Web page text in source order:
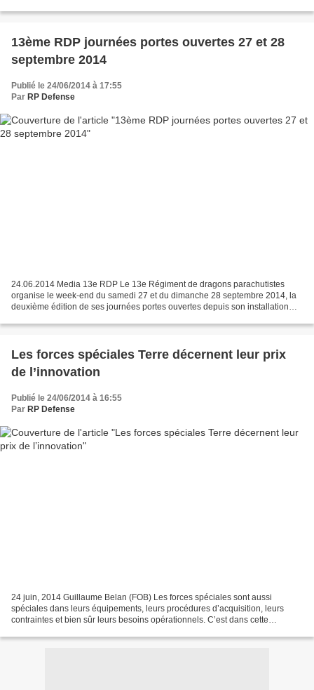
13ème RDP journées portes ouvertes 27 et 28
septembre 2014
Publié le 24/06/2014 à 17:55
Par RP Defense
24.06.2014 Media 13e RDP Le 13e Régiment de dragons parachutistes
organise le week-end du samedi 27 et du dimanche 28 septembre 2014, la
deuxième édition de ses journées portes ouvertes depuis son installation
Les forces spéciales Terre décernent leur prix
de l’innovation
Publié le 24/06/2014 à 16:55
Par RP Defense
24 juin, 2014 Guillaume Belan (FOB) Les forces spéciales sont aussi
spéciales dans leurs équipements, leurs procédures d’acquisition, leurs
contraintes et bien sûr leurs besoins opérationnels. C’est dans cette